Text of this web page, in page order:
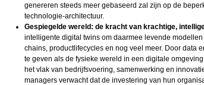
genereren steeds meer gebaseerd zal zijn op de
technologie-architectuur.
Gespiegelde wereld: de kracht van krachtige,
intelligente digital twins om daarmee levende
chains, productlifecycles en nog veel meer. Door data
te geven als de fysieke wereld in een digitale
het vlak van bedrijfsvoering, samenwerking en
managers verwacht dat de investering van hun